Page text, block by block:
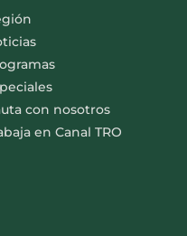
con nosotros
en Canal TRO